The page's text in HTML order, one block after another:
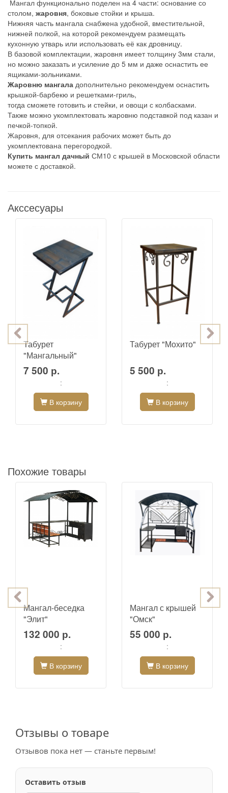
Мангал функционально поделен на 4 части: основание со
столом, жаровня, боковые стойки и крыша.
Нижняя часть мангала снабжена удобной, вместительной,
нижней полкой, на которой рекомендуем размещать
кухонную утварь или использовать её как дровницу.
В базовой комплектации, жаровня имеет толщину 3мм стали,
но можно заказать и усиление до 5 мм и даже оснастить ее
ящиками-зольниками.
Жаровню мангала дополнительно рекомендуем оснастить
крышкой-барбекю и решетками-гриль,
тогда сможете готовить и стейки, и овощи с колбасками.
Также можно укомплектовать жаровню подставкой под казан и
печкой-топкой.
Жаровня, для отсекания рабочих может быть до
укомплектована перегородкой.
Купить мангал дачный СМ10 с крышей в Московской области
можете с доставкой.
Акссесуары
Табурет
"Мангальный"
7 500 р.
:
В корзину
Табурет "Мохито"
5 500 р.
:
В корзину
Похожие товары
Мангал-беседка
"Элит"
132 000 р.
:
В корзину
Мангал с крышей
"Омск"
55 000 р.
:
В корзину
Отзывы о товаре
Отзывов пока нет — станьте первым!
Оставить отзыв